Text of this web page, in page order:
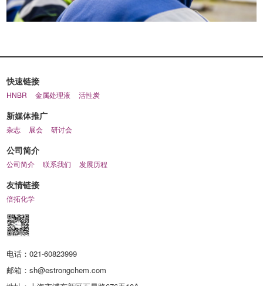
快速链接
HNBR 金属处理液 活性炭
新媒体推广
杂志 展会 研讨会
公司简介
公司简介 联系我们 发展历程
友情链接
倍拓化学
电话：021-60823999
邮箱：sh@estrongchem.com